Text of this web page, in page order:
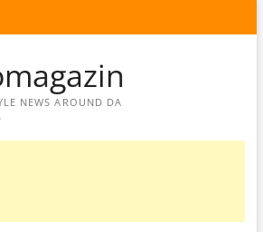
NEWS AROUND DA